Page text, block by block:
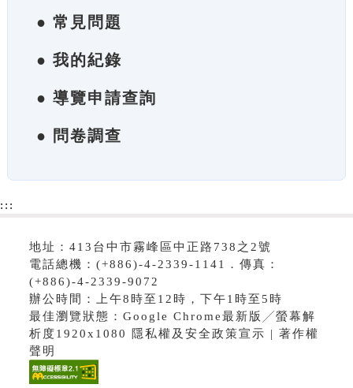
● 常見問題
● 我的紀錄
● 導覽申請查詢
● 問卷調查
:::
地址：413台中市霧峰區中正路738之2號
電話總機：(+886)-4-2339-1141．傳真：
(+886)-4-2339-9072
辦公時間：上午8時至12時，下午1時至5時
最佳瀏覽狀態：Google Chrome最新版╱螢幕解
析度1920x1080 隱私權及安全政策宣示 | 著作權
聲明